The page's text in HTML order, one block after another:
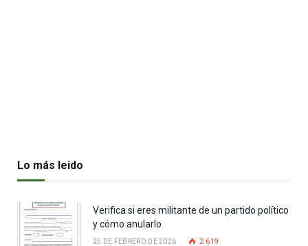
Lo más leido
Verifica si eres militante de un partido político
y cómo anularlo
25 DE FEBRERO DE 2026 2.619